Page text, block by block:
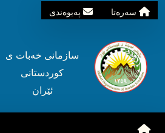
سه‌ره‌تا په‌یوه‌ندی
سازمانی خه‌بات ی
کوردستانی
ئێران